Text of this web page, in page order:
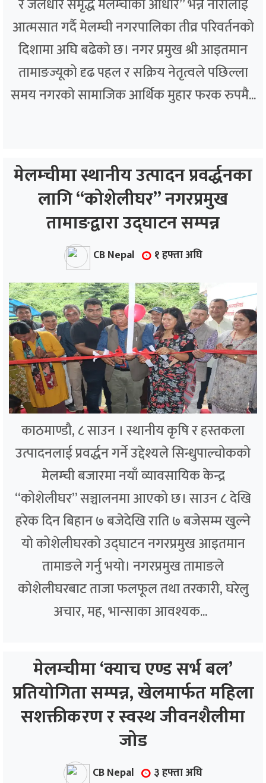
र जलधार समृद्ध मेलम्चीको आधार” भन्ने नारालाई
आत्मसात गर्दै मेलम्ची नगरपालिका तीव्र परिवर्तनको
दिशामा अघि बढेको छ। नगर प्रमुख श्री आइतमान
तामाङज्यूको दृढ पहल र सक्रिय नेतृत्वले पछिल्ला
समय नगरको सामाजिक आर्थिक मुहार फरक रुपमै...
मेलम्चीमा स्थानीय उत्पादन प्रवर्द्धनका
लागि “कोशेलीघर” नगरप्रमुख
तामाङद्वारा उद्घाटन सम्पन्न
CB Nepal १ हफ्ता अघि
काठमाण्डौ, ८ साउन । स्थानीय कृषि र हस्तकला
उत्पादनलाई प्रवर्द्धन गर्ने उद्देश्यले सिन्धुपाल्चोकको
मेलम्ची बजारमा नयाँ व्यावसायिक केन्द्र
“कोशेलीघर” सञ्चालनमा आएको छ। साउन ८ देखि
हरेक दिन बिहान ७ बजेदेखि राति ७ बजेसम्म खुल्ने
यो कोशेलीघरको उद्घाटन नगरप्रमुख आइतमान
तामाङले गर्नु भयो। नगरप्रमुख तामाङले
कोशेलीघरबाट ताजा फलफूल तथा तरकारी, घरेलु
अचार, मह, भान्साका आवश्यक...
मेलम्चीमा ‘क्याच एण्ड सर्भ बल’
प्रतियोगिता सम्पन्न, खेलमार्फत महिला
सशक्तीकरण र स्वस्थ जीवनशैलीमा
जोड
CB Nepal ३ हफ्ता अघि